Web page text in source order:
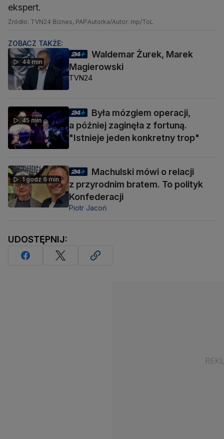
ekspert.
Źródło: TVN24 Biznes, PAPAutorka/Autor: mp/ToL
ZOBACZ TAKŻE:
44 min
Waldemar Żurek, Marek
Magierowski
TVN24
45 min
Była mózgiem operacji,
a później zaginęła z fortuną.
"Istnieje jeden konkretny trop"
1 godz 6 min
Machulski mówi o relacji
z przyrodnim bratem. To polityk
Konfederacji
Piotr Jacoń
UDOSTĘPNIJ: